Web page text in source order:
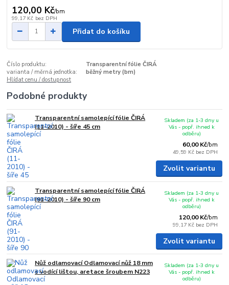
120,00 Kč/bm
99,17 Kč bez DPH
Přidat do košíku
Číslo produktu:
Transparentní fólie ČIRÁ
varianta / měrná jednotka:
běžný metry (bm)
Hlídat cenu / dostupnost
Podobné produkty
Transparentní samolepící fólie ČIRÁ
(11-2010) - šíře 45 cm
60,00 Kč/bm
49,59 Kč bez DPH
Skladem (za 1-3 dny u
Vás - popř. ihned k
odběru)
Zvolit variantu
Transparentní samolepící fólie ČIRÁ
(91-2010) - šíře 90 cm
120,00 Kč/bm
99,17 Kč bez DPH
Skladem (za 1-3 dny u
Vás - popř. ihned k
odběru)
Zvolit variantu
Nůž odlamovací Odlamovací nůž 18 mm
s vodící lištou, aretace šroubem N223
Skladem (za 1-3 dny u
Vás - popř. ihned k
odběru)